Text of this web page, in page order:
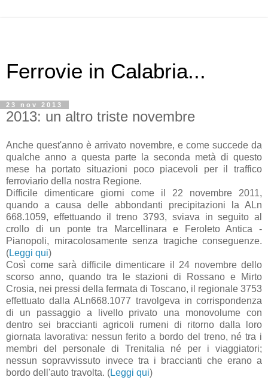
Ferrovie in Calabria...
23 nov 2013
2013: un altro triste novembre
Anche quest'anno è arrivato novembre, e come succede da
qualche anno a questa parte la seconda metà di questo
mese ha portato situazioni poco piacevoli per il traffico
ferroviario della nostra Regione.
Difficile dimenticare giorni come il 22 novembre 2011,
quando a causa delle abbondanti precipitazioni la ALn
668.1059, effettuando il treno 3793, sviava in seguito al
crollo di un ponte tra Marcellinara e Feroleto Antica -
Pianopoli, miracolosamente senza tragiche conseguenze.
(Leggi qui)
Così come sarà difficile dimenticare il 24 novembre dello
scorso anno, quando tra le stazioni di Rossano e Mirto
Crosia, nei pressi della fermata di Toscano, il regionale 3753
effettuato dalla ALn668.1077 travolgeva in corrispondenza
di un passaggio a livello privato una monovolume con
dentro sei braccianti agricoli rumeni di ritorno dalla loro
giornata lavorativa: nessun ferito a bordo del treno, né tra i
membri del personale di Trenitalia né per i viaggiatori;
nessun sopravvissuto invece tra i braccianti che erano a
bordo dell'auto travolta. (Leggi qui)